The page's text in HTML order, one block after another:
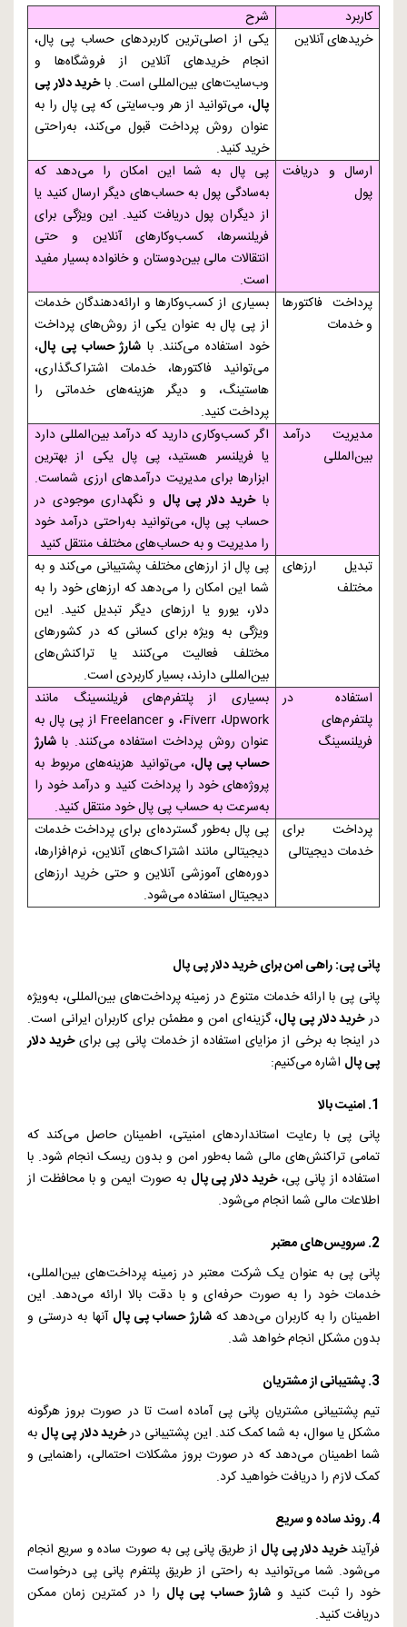
کاربرد
شرح
خریدهای آنلاین
یکی از اصلی‌ترین کاربردهای حساب پی پال،
انجام خریدهای آنلاین از فروشگاه‌ها و
وب‌سایت‌های بین‌المللی است. باخرید دلار پی
پال، می‌توانید از هر وب‌سایتی که پی پال را به
عنوان روش پرداخت قبول می‌کند، به‌راحتی
خرید کنید.
ارسال و دریافت
پول
پی پال به شما این امکان را می‌دهد که
به‌سادگی پول به حساب‌های دیگر ارسال کنید یا
از دیگران پول دریافت کنید. این ویژگی برای
فریلنسرها، کسب‌وکارهای آنلاین و حتی
انتقالات مالی بین‌دوستان و خانواده بسیار مفید
است.
پرداخت فاکتورها
و خدمات
بسیاری از کسب‌وکارها و ارائه‌دهندگان خدمات
از پی پال به عنوان یکی از روش‌های پرداخت
خود استفاده می‌کنند. با شارژ حساب پی پال،
می‌توانید فاکتورها، خدمات اشتراک‌گذاری،
هاستینگ، و دیگر هزینه‌های خدماتی را
پرداخت کنید.
مدیریت درآمد
بین‌المللی
اگر کسب‌وکاری دارید که درآمد بین‌المللی دارد
یا فریلنسر هستید، پی پال یکی از بهترین
ابزارها برای مدیریت درآمدهای ارزی شماست.
باخرید دلار پی پال و نگهداری موجودی در
حساب پی پال، می‌توانید به‌راحتی درآمد خود
را مدیریت و به حساب‌های مختلف منتقل کنید
تبدیل ارزهای
مختلف
پی پال از ارزهای مختلف پشتیبانی می‌کند و به
شما این امکان را می‌دهد که ارزهای خود را به
دلار، یورو یا ارزهای دیگر تبدیل کنید. این
ویژگی به ویژه برای کسانی که در کشورهای
مختلف فعالیت می‌کنند یا تراکنش‌های
بین‌المللی دارند، بسیار کاربردی است.
استفاده در
پلتفرم‌های
فریلنسینگ
بسیاری از پلتفرم‌های فریلنسینگ مانند
Upwork، Fiverr، و Freelancer از پی پال به
عنوان روش پرداخت استفاده می‌کنند. با شارژ
حساب پی پال، می‌توانید هزینه‌های مربوط به
پروژه‌های خود را پرداخت کنید و درآمد خود را
به‌سرعت به حساب پی پال خود منتقل کنید.
پرداخت برای
خدمات دیجیتالی
پی پال به‌طور گسترده‌ای برای پرداخت خدمات
دیجیتالی مانند اشتراک‌های آنلاین، نرم‌افزارها،
دوره‌های آموزشی آنلاین و حتی خرید ارزهای
دیجیتال استفاده می‌شود.
پانی پی: راهی امن برای خرید دلار پی پال
پانی پی با ارائه خدمات متنوع در زمینه پرداخت‌های بین‌المللی، به‌ویژه
درخرید دلار پی پال، گزینه‌ای امن و مطمئن برای کاربران ایرانی است.
در اینجا به برخی از مزایای استفاده از خدمات پانی پی برایخرید دلار
پی پال اشاره می‌کنیم:
1. امنیت بالا
پانی پی با رعایت استانداردهای امنیتی، اطمینان حاصل می‌کند که
تمامی تراکنش‌های مالی شما به‌طور امن و بدون ریسک انجام شود. با
استفاده از پانی پی،خرید دلار پی پال به صورت ایمن و با محافظت از
اطلاعات مالی شما انجام می‌شود.
2. سرویس‌های معتبر
پانی پی به عنوان یک شرکت معتبر در زمینه پرداخت‌های بین‌المللی،
خدمات خود را به صورت حرفه‌ای و با دقت بالا ارائه می‌دهد. این
اطمینان را به کاربران می‌دهد کهشارژ حساب پی پال آنها به درستی و
بدون مشکل انجام خواهد شد.
3. پشتیبانی از مشتریان
تیم پشتیبانی مشتریان پانی پی آماده است تا در صورت بروز هرگونه
مشکل یا سوال، به شما کمک کند. این پشتیبانی درخرید دلار پی پال به
شما اطمینان می‌دهد که در صورت بروز مشکلات احتمالی، راهنمایی و
کمک لازم را دریافت خواهید کرد.
4. روند ساده و سریع
فرآیندخرید دلار پی پال از طریق پانی پی به صورت ساده و سریع انجام
می‌شود. شما می‌توانید به راحتی از طریق پلتفرم پانی پی درخواست
خود را ثبت کنید وشارژ حساب پی پال را در کمترین زمان ممکن
دریافت کنید.